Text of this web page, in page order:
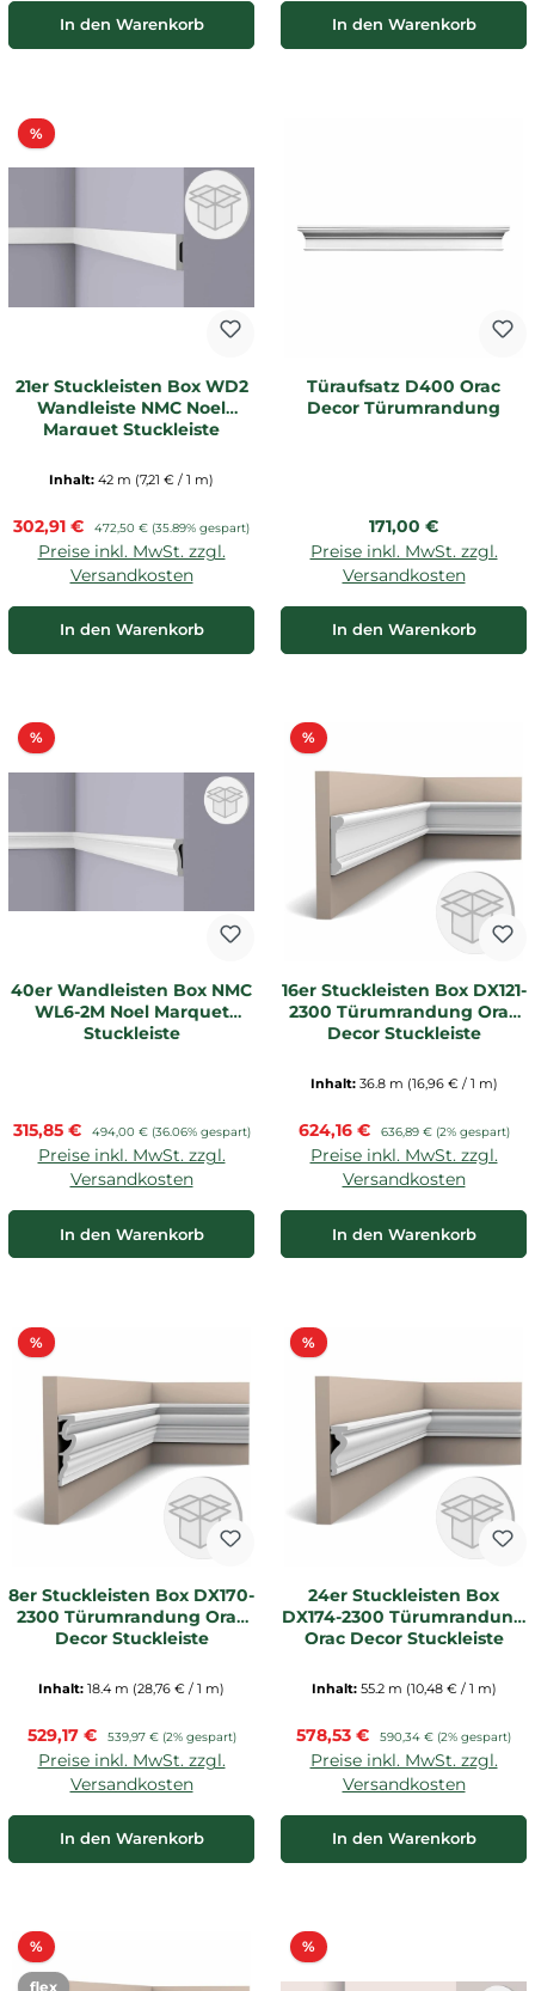
In den Warenkorb In den Warenkorb
%Rabatt
21er Stuckleisten Box WD2
Wandleiste NMC Noel
Marquet Stuckleiste
Inhalt: 42 m (7,21 € / 1 m)
Verkaufspreis:
302,91 € Regulärer Preis:
472,50 € (35.89% gespart)
Preise inkl. MwSt. zzgl.
Versandkosten
In den Warenkorb
Türaufsatz D400 Orac
Decor Türumrandung
Regulärer Preis:
171,00 €
Preise inkl. MwSt. zzgl.
Versandkosten
In den Warenkorb
%Rabatt
40er Wandleisten Box NMC
WL6-2M Noel Marquet
Stuckleiste
Verkaufspreis:
315,85 € Regulärer Preis:
494,00 € (36.06% gespart)
Preise inkl. MwSt. zzgl.
Versandkosten
In den Warenkorb
%Rabatt
16er Stuckleisten Box DX121-
2300 Türumrandung Orac
Decor Stuckleiste
Inhalt: 36.8 m (16,96 € / 1 m)
Verkaufspreis:
624,16 € Regulärer Preis:
636,89 € (2% gespart)
Preise inkl. MwSt. zzgl.
Versandkosten
In den Warenkorb
%Rabatt
8er Stuckleisten Box DX170-
2300 Türumrandung Orac
Decor Stuckleiste
Inhalt: 18.4 m (28,76 € / 1 m)
Verkaufspreis:
529,17 € Regulärer Preis:
539,97 € (2% gespart)
Preise inkl. MwSt. zzgl.
Versandkosten
In den Warenkorb
%Rabatt
24er Stuckleisten Box
DX174-2300 Türumrandung
Orac Decor Stuckleiste
Inhalt: 55.2 m (10,48 € / 1 m)
Verkaufspreis:
578,53 € Regulärer Preis:
590,34 € (2% gespart)
Preise inkl. MwSt. zzgl.
Versandkosten
In den Warenkorb
%Rabatt
flex
%Rabatt